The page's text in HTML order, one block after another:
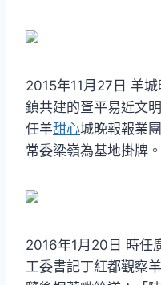
2015年11月27日 羊
鎮共建的疍平易近文
任羊甜心城晚報報業
常委梁嶺為基地掛牌。
2016年1月20日 時任
工委書記丁紅都觀察